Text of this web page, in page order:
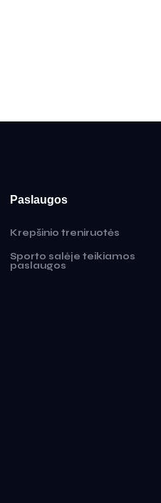
Paslaugos
Krepšinio treniruotės
Sporto salėje teikiamos
paslaugos